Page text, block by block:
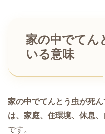
家の中でてん
いる意味
家の中でてんとう虫が死
は、家庭、住環境、休息
です。